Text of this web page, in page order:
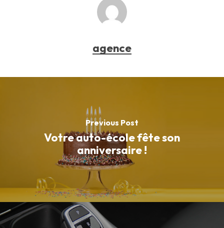
agence
Previous Post
Votre auto-école fête son
anniversaire !